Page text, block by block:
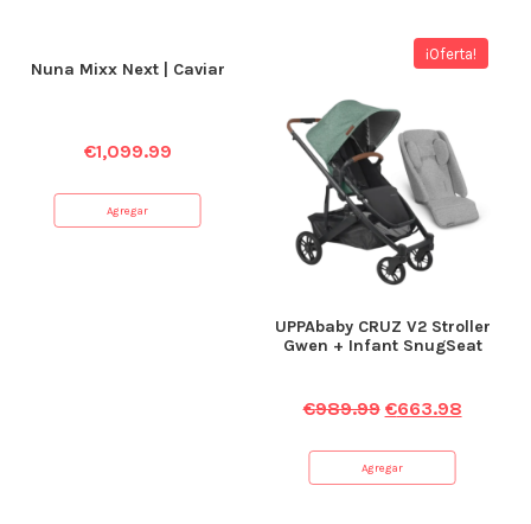
Nuna Mixx Next | Caviar
€1,099.99
Agregar
¡Oferta!
UPPAbaby CRUZ V2 Stroller
Gwen + Infant SnugSeat
€989.99 €663.98
Agregar